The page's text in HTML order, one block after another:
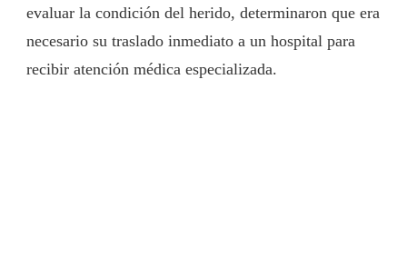
evaluar la condición del herido, determinaron que era
necesario su traslado inmediato a un hospital para
recibir atención médica especializada.